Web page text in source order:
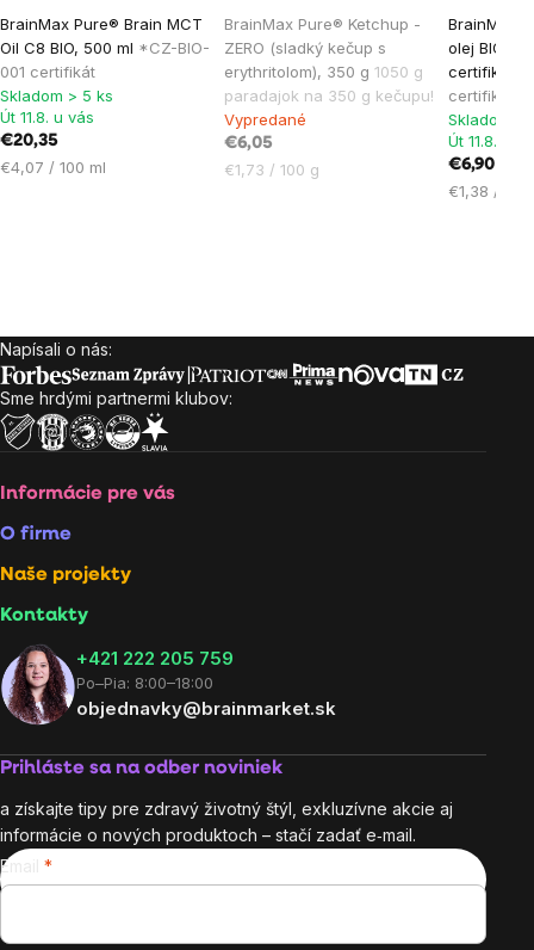
BrainMax Pure® Brain MCT
Oil C8 BIO, 500 ml *CZ-BIO-
001 certifikát
hodnotenie
produktu
je
5,0
z
5
Skladom > 5 ks
Út 11.8. u vás
€20,35
Jednotková
€4,07 / 100 ml
BrainMax Pure® Ketchup -
ZERO (sladký kečup s
erythritolom), 350 g 1050 g
paradajok na 350 g kečupu!
hodnotenie
produktu
je
5,0
z
5
Vypredané
€6,05
Jednotková
€1,73 / 100 g
BrainMax
olej BIO,
certifikát
certifikát
produktu
je
5,0
z
Skladom >
Út 11.8. u
€6,90
Jednotková
€1,38 / 100
Zápätie
Napísali o nás:
Sme hrdými partnermi klubov:
Informácie pre vás
O firme
Naše projekty
Kontakty
+421 222 205 759
Po–Pia: 8:00–18:00
objednavky@brainmarket.sk
Prihláste sa na odber noviniek
a získajte tipy pre zdravý životný štýl, exkluzívne akcie aj
informácie o nových produktoch – stačí zadať e‑mail.
Email